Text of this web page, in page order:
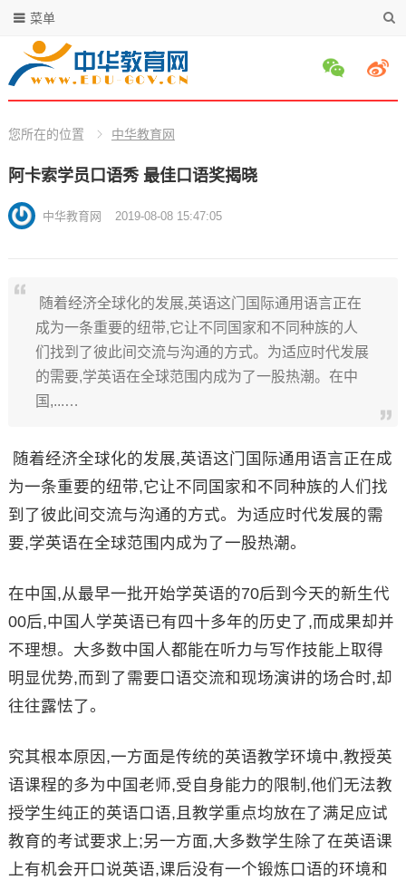
菜单
您所在的位置 中华教育网
阿卡索学员口语秀 最佳口语奖揭晓
中华教育网 2019-08-08 15:47:05
随着经济全球化的发展,英语这门国际通用语言正在
成为一条重要的纽带,它让不同国家和不同种族的人
们找到了彼此间交流与沟通的方式。为适应时代发展
的需要,学英语在全球范围内成为了一股热潮。在中
国,...…
随着经济全球化的发展,英语这门国际通用语言正在成
为一条重要的纽带,它让不同国家和不同种族的人们找
到了彼此间交流与沟通的方式。为适应时代发展的需
要,学英语在全球范围内成为了一股热潮。
在中国,从最早一批开始学英语的70后到今天的新生代
00后,中国人学英语已有四十多年的历史了,而成果却并
不理想。大多数中国人都能在听力与写作技能上取得
明显优势,而到了需要口语交流和现场演讲的场合时,却
往往露怯了。
究其根本原因,一方面是传统的英语教学环境中,教授英
语课程的多为中国老师,受自身能力的限制,他们无法教
授学生纯正的英语口语,且教学重点均放在了满足应试
教育的考试要求上;另一方面,大多数学生除了在英语课
上有机会开口说英语,课后没有一个锻炼口语的环境和